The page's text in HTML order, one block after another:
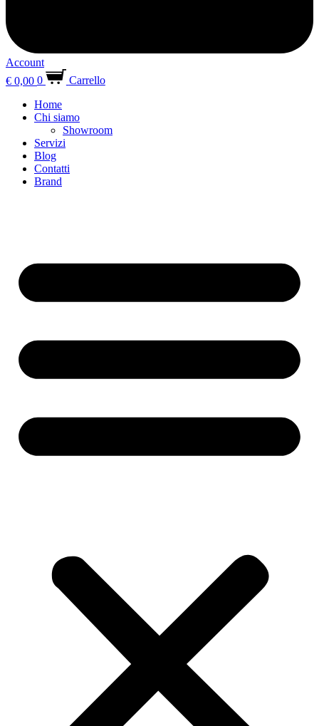
Account
€ 0,00 0
Carrello
Home
Chi siamo
Showroom
Servizi
Blog
Contatti
Brand